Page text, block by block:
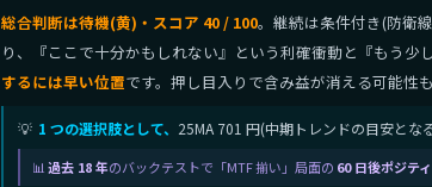
総合判断は待機(黄)・スコア 40 / 100。継続は条件付き(防衛
り、『ここで十分かもしれない』という利確衝動と『もう少
するには早い位置です。押し目入りで含み益が消える可能性
1 つの選択肢として、 25MA 701 円(中期トレンドの目安とな
過去 18 年のバックテストで「MTF 揃い」局面の 60 日後ポジテ